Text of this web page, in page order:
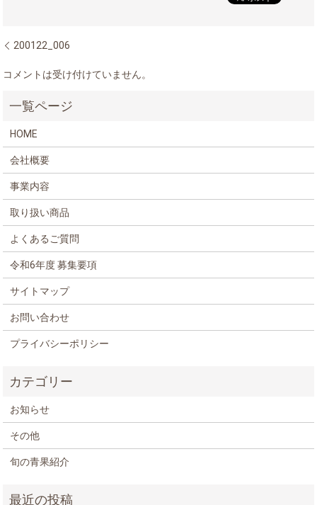
200122_006
コメントは受け付けていません。
HOME
会社概要
事業内容
取り扱い商品
よくあるご質問
令和6年度 募集要項
サイトマップ
お問い合わせ
プライバシーポリシー
お知らせ
その他
旬の青果紹介